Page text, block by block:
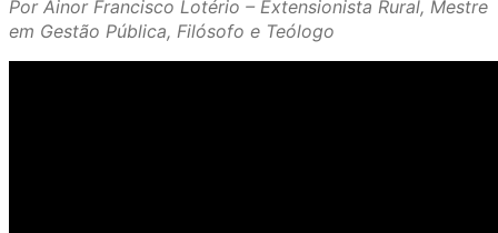
Por Ainor Francisco Lotério – Extensionista Rural, Mestre
em Gestão Pública, Filósofo e Teólogo